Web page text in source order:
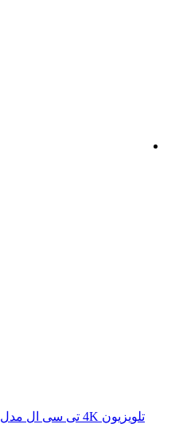
تلویزیون 4K تی سی ال مدل 55P655 سایز 55 اینچ